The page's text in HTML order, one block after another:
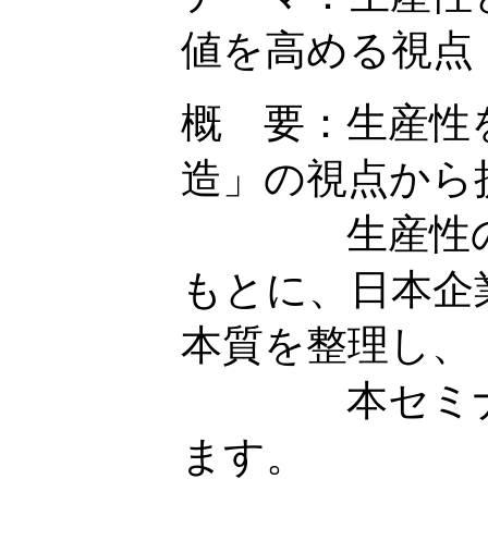
値を高める視点
概 要：生産性
造」の視点か
生産性の基
もとに、日本
本質を整理し、
本セミナー
ます。